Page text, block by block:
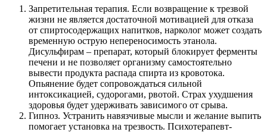
Запретительная терапия. Если возвращение к трезвой
жизни не является достаточной мотивацией для отказа
от спиртосодержащих напитков, нарколог может создать
временную острую непереносимость этанола.
Дисульфирам – препарат, который блокирует ферменты
печени и не позволяет организму самостоятельно
вывести продукта распада спирта из кровотока.
Опьянение будет сопровождаться сильной
интоксикацией, судорогами, рвотой. Страх ухудшения
здоровья будет удерживать зависимого от срыва.
Гипноз. Устранить навязчивые мысли и желание выпить
помогает установка на трезвость. Психотерапевт-